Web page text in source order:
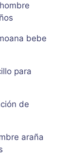
bebe
para
de
araña